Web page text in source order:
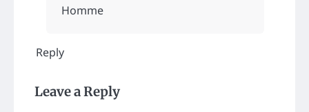
Homme
Reply
Leave a Reply